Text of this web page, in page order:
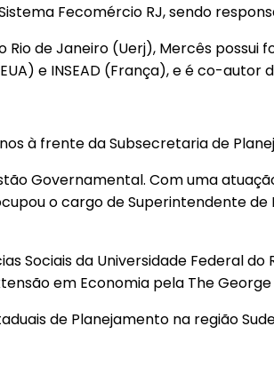
Fecomércio RJ, sendo
de Janeiro (Uerj), Mercês
e INSEAD (França), e é co-autor
à frente da Subsecretaria de
Governamental. Com uma
o cargo de Superintendente
Sociais da Universidade Federal
em Economia pela The George
de Planejamento na região